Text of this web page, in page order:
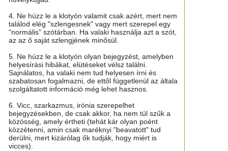
4. Ne húzz le a klotyón valamit csak azért, mert nem
találod elég "szlengesnek" vagy mert szerepel egy
"normális" szótárban. Ha valaki használja azt a szót,
az az ő saját szlengjének minősül.
5. Ne húzz le a klotyón olyan bejegyzést, amelyben
helyesírási hibákat, elütéseket vélsz találni.
Sajnálatos, ha valaki nem tud helyesen írni és
szabatosan fogalmazni, de ettől függetlenül az általa
szolgáltatott információ még lehet hasznos.
6. Vicc, szarkazmus, irónia szerepelhet
bejegyzésekben, de csak akkor, ha nem túl szűk a
közösség, amely értheti (tehát kár olyan poént
közzétenni, amin csak maréknyi "beavatott" tud
derülni, mert kizárólag ők tudják, hogy miért is
vicces).